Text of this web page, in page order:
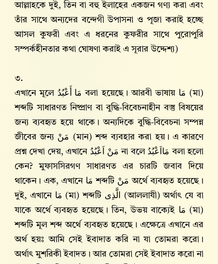
আল্লাহকে দুই, তিন বা বহু ইলাহের একজন গণ্য করা এবং
তাঁর সাথে অন্যদের বন্দেগী উপাসনা ও পূজা করাই হচ্ছে
আসল কুফরী এবং এ ধরনের কুফরীর সাথে পুরোপুরি
সম্পর্কহীনতার কথা ঘোষণা করাই এ সূরার উদ্দেশ্য)
৩.
এখানে মূলে مَا أَعْبُدُ বলা হয়েছে। আরবী ভাষায় مَا (মা)
শব্দটি সাধারণত নিষ্প্রাণ বা বুদ্ধি-বিবেচনাহীন বস্তু বিষয়ের
জন্য ব্যবহৃত হয়ে থাকে। অন্যদিকে বুদ্ধি-বিবেচনা সম্পন্ন
জীবের জন্য مَنْ (মান) শব্দ ব্যবহার করা হয়। এ কারণে
প্রশ্ন দেখা দেয়, এখানে مَنْ اَعْبُدُ না বলে مَااَعْبُدُ বলা হলো
কেন? মুফাসসিরগণ সাধারণত এর চারটি জবাব দিয়ে
থাকেন। এক, এখানে مَا শব্দটি مَنْ অর্থে ব্যবহৃত হয়েছে।
দুই, এখানে مَا (মা) শব্দটি الَّذِى
(আললাযী) অর্থাৎ যে বা
যাকে অর্থে ব্যবহৃত হয়েছে। তিন, উভয় বাক্যেই مَا (মা)
শব্দটি মূল শব্দ অর্থে ব্যবহৃত হয়েছে। এক্ষেত্রে এখানে এর
অর্থ হয়ঃ আমি সেই ইবাদাত করি না যা তোমরা করো।
অর্থাৎ মুশরিকী ইবাদত। আর তোমরা সেই ইবাদাত করো না